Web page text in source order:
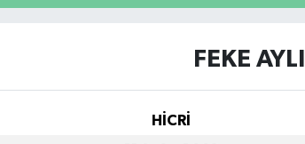
FEKE
HİCRİ